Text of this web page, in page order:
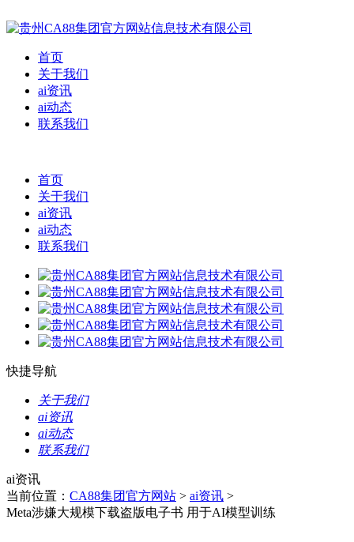
首页
关于我们
ai资讯
ai动态
联系我们
首页
关于我们
ai资讯
ai动态
联系我们
快捷导航
关于我们
ai资讯
ai动态
联系我们
ai资讯
当前位置： CA88集团官方网站 > ai资讯 >
Meta涉嫌大规模下载盗版电子书 用于AI模型训练